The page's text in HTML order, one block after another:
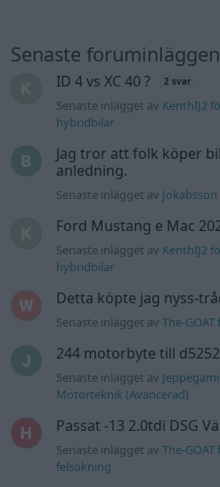
Senaste foruminläggen
ID 4 vs XC 40 ? 2 svar
Senaste inlägget av KenthIJ2
hybridbilar
Jag tror att folk köper
anledning.
Senaste inlägget av
Ford Mustang e Mac
Senaste inlägget av KenthIJ2
hybridbilar
Detta köpte jag nyss-
Senaste inlägget avThe-
244 motorbyte till
Senaste inlägget av
Motorteknik (Avancerad)
Passat -13 2.0tdi DSG
Senaste inlägget avThe-
felsökning